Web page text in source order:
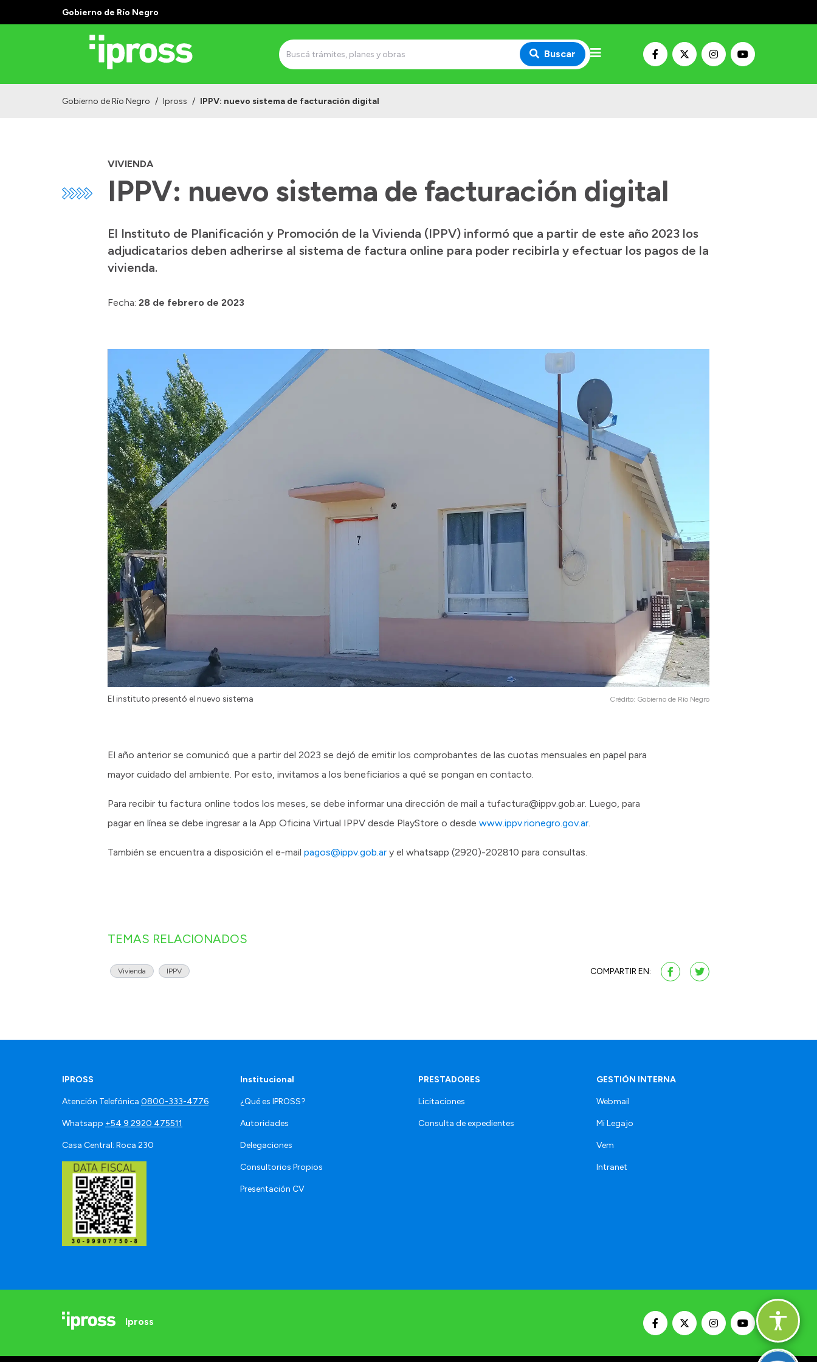
Gobierno de Río Negro
Buscar
Gobierno de Río Negro / Ipross / IPPV: nuevo sistema de facturación digital
VIVIENDA
IPPV: nuevo sistema de facturación digital
El Instituto de Planificación y Promoción de la Vivienda (IPPV) informó que a partir de este año 2023 los
adjudicatarios deben adherirse al sistema de factura online para poder recibirla y efectuar los pagos de la
vivienda.
Fecha: 28 de febrero de 2023
El instituto presentó el nuevo sistema Crédito: Gobierno de Río Negro
El año anterior se comunicó que a partir del 2023 se dejó de emitir los comprobantes de las cuotas mensuales en papel para
mayor cuidado del ambiente. Por esto, invitamos a los beneficiarios a qué se pongan en contacto.
Para recibir tu factura online todos los meses, se debe informar una dirección de mail a tufactura@ippv.gob.ar. Luego, para
pagar en línea se debe ingresar a la App Oficina Virtual IPPV desde PlayStore o desde www.ippv.rionegro.gov.ar.
También se encuentra a disposición el e-mail pagos@ippv.gob.ar y el whatsapp (2920)-202810 para consultas.
TEMAS RELACIONADOS
Vivienda IPPV COMPARTIR EN:
IPROSS
Atención Telefónica 0800-333-4776
Whatsapp +54 9 2920 475511
Casa Central: Roca 230
Institucional
¿Qué es IPROSS?
Autoridades
Delegaciones
Consultorios Propios
Presentación CV
PRESTADORES
Licitaciones
Consulta de expedientes
GESTIÓN INTERNA
Webmail
Mi Legajo
Vem
Intranet
Ipross